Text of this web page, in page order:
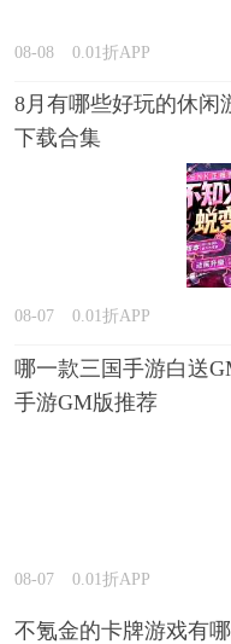
08-08 0.01折APP
8月有哪些好玩的休闲
下载合集
08-07 0.01折APP
哪一款三国手游白送
手游GM版推荐
08-07 0.01折APP
不氪金的卡牌游戏有